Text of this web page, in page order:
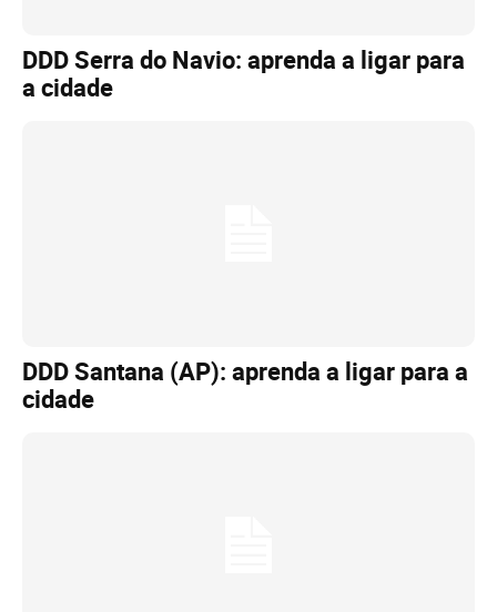
DDD Serra do Navio: aprenda a ligar para
a cidade
DDD Santana (AP): aprenda a ligar para a
cidade